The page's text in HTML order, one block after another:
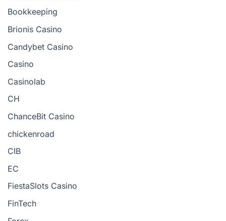
Bookkeeping
Brionis Casino
Candybet Casino
Casino
Casinolab
CH
ChanceBit Casino
chickenroad
CIB
EC
FiestaSlots Casino
FinTech